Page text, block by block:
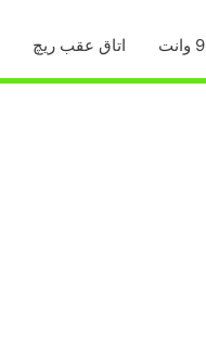
اتاق عقب ریچ